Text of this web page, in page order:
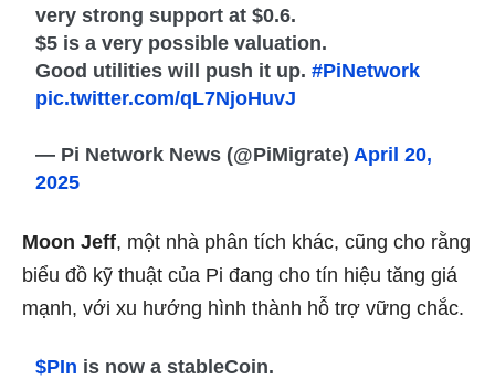
very strong support at $0.6.
$5 is a very possible valuation.
Good utilities will push it up.#PiNetwork
pic.twitter.com/qL7NjoHuvJ
— Pi Network News (@PiMigrate) April 20,
2025
Moon Jeff, một nhà phân tích khác, cũng cho rằng
biểu đồ kỹ thuật của Pi đang cho tín hiệu tăng giá
mạnh, với xu hướng hình thành hỗ trợ vững chắc.
$PIn is now a stableCoin.